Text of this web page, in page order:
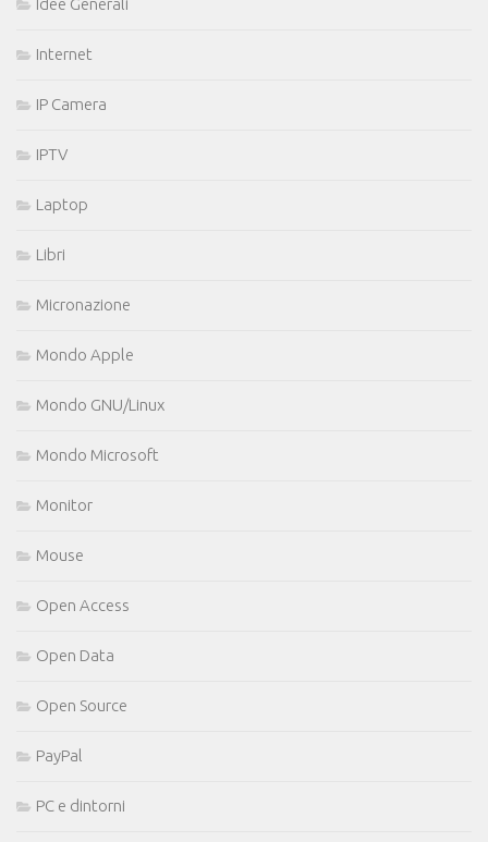
Internet
IP Camera
IPTV
Laptop
Libri
Micronazione
Mondo Apple
Mondo GNU/Linux
Mondo Microsoft
Monitor
Mouse
Open Access
Open Data
Open Source
PayPal
PC e dintorni